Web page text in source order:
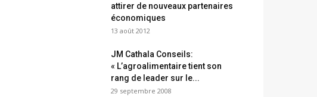
attirer de nouveaux partenaires
économiques
13 août 2012
JM Cathala Conseils:
« L’agroalimentaire tient son
rang de leader sur le...
29 septembre 2008